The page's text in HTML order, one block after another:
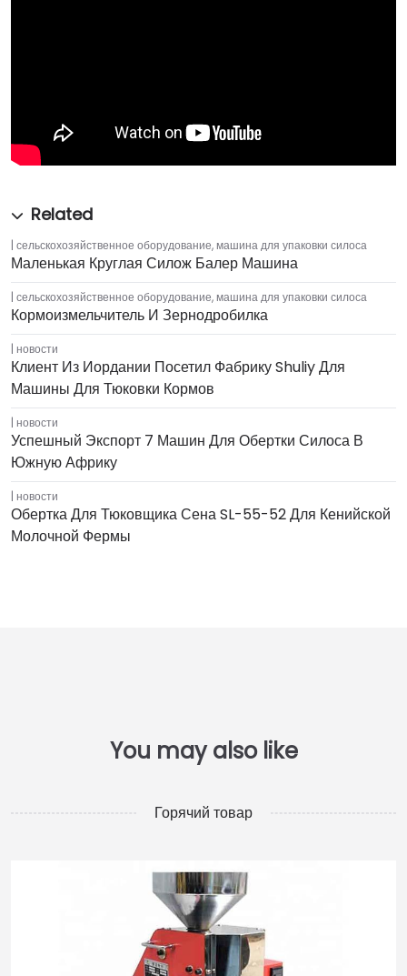
сельскохозяйственное оборудование,машина для упаковки силоса
Маленькая Круглая Силож Балер Машина
сельскохозяйственное оборудование,машина для упаковки силоса
Кормоизмельчитель И Зернодробилка
новости
Клиент Из Иордании Посетил Фабрику Shuliy Для
Машины Для Тюковки Кормов
новости
Успешный Экспорт 7 Машин Для Обертки Силоса В
Южную Африку
новости
Обертка Для Тюковщика Сена SL-55-52 Для Кенийской
Молочной Фермы
Горячий товар